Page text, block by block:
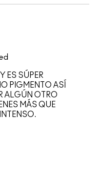
ES SÚPER
PIGMENTO ASÍ
ALGÚN OTRO
MÁS QUE